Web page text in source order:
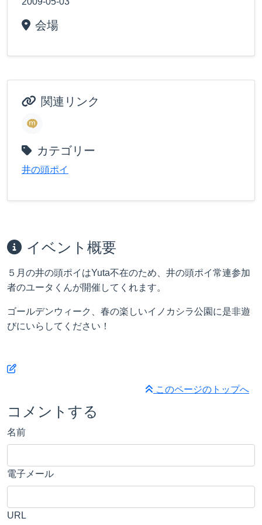
会場
関連リンク
カテゴリー
井の頭ポイ
イベント概要
５月の井の頭ポイはYuta不在のため、井の頭ポイ常連参加
者のユータくんが開催してくれます。
ゴールデンウィーク、春の楽しいイノカシラ公園に是非遊
びにいらしてください！
このページのトップへ
コメントする
名前
電子メール
URL